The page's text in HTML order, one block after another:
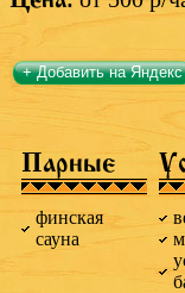
+ Добавить на Яндекс
Парные
финская
сауна